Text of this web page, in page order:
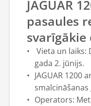
JAGUAR
pasaules
Vieta un laiks:
gada 2. jūnijs.
JAGUAR 1200
Operators: